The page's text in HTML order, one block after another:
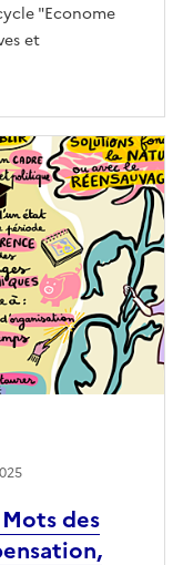
"Econome
et
des